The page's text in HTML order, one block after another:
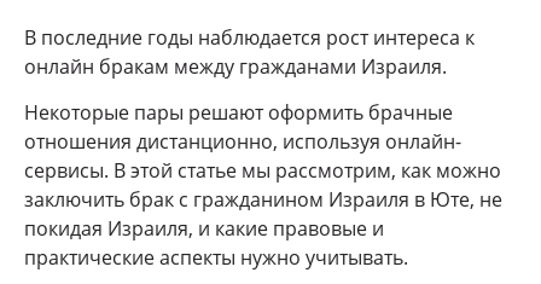
В последние годы наблюдается рост интереса к
онлайн бракам между гражданами Израиля.
Некоторые пары решают оформить брачные
отношения дистанционно, используя онлайн-
сервисы. В этой статье мы рассмотрим, как можно
заключить брак с гражданином Израиля в Юте, не
покидая Израиля, и какие правовые и
практические аспекты нужно учитывать.